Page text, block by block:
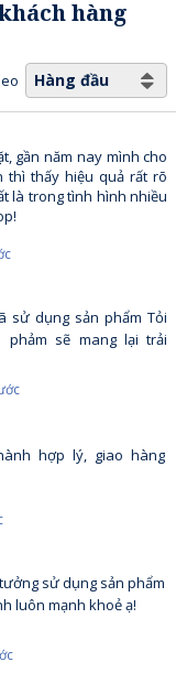
hàng
Hàng đầu
gần năm nay mình cho
thấy hiệu quả rất rõ
là trong tình hình nhiều
sử dụng sản phẩm Tỏi
phảm sẽ mang lại trải
hợp lý, giao hàng
sử dụng sản phẩm
luôn mạnh khoẻ ạ!